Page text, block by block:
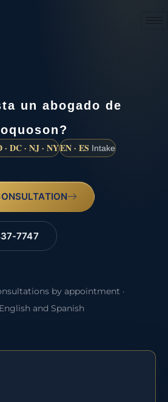
un abogado de
· DC · NJ · NYEN · ES Intake
7747
by appointment ·
and Spanish